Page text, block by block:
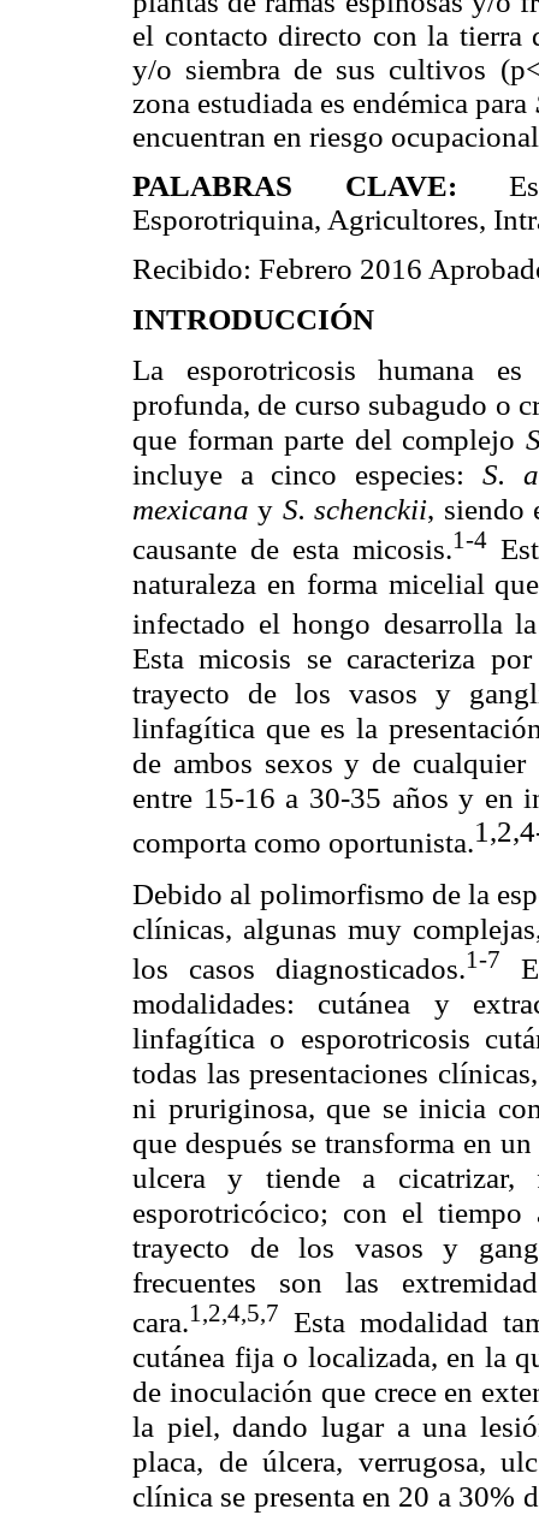
el contacto directo con la tierra
y/o siembra de sus cultivos
zona estudiada es endémica para
encuentran en riesgo
PALABRAS CLAVE:
Esporotriquina, Agricultores,
Recibido: Febrero 2016
INTRODUCCIÓN
La esporotricosis humana
profunda, de curso subagudo o
que forman parte del complejo
incluye a cinco especies: S.
mexicanay S. schenckii, siendo
causante de esta micosis.1-4
naturaleza en forma micelial
infectado el hongo desarrolla
Esta micosis se caracteriza
trayecto de los vasos y
linfagítica que es la
de ambos sexos y de cualquier
entre 15-16 a 30-35 años y en
comporta como oportunista.
Debido al polimorfismo de la
clínicas, algunas muy
los casos diagnosticados.1-7
modalidades: cutánea y
linfagítica o esporotricosis
todas las presentaciones
ni pruriginosa, que se inicia
que después se transforma en
ulcera y tiende a cicatrizar,
esporotricócico; con el tiempo
trayecto de los vasos y
frecuentes son las
cara.1,2,4,5,7 Esta modalidad
cutánea fija o localizada, en la
de inoculación que crece en
la piel, dando lugar a una
placa, de úlcera, verrugosa,
clínica se presenta en 20 a 30%